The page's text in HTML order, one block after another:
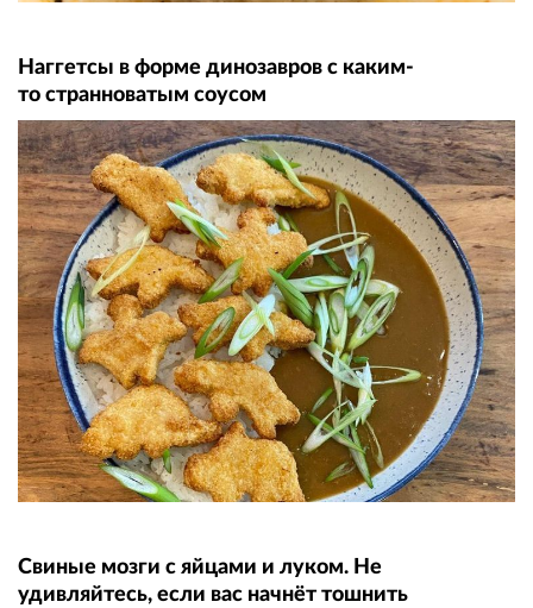
Наггетсы в форме динозавров с каким-
то странноватым соусом
Свиные мозги с яйцами и луком. Не
удивляйтесь, если вас начнёт тошнить